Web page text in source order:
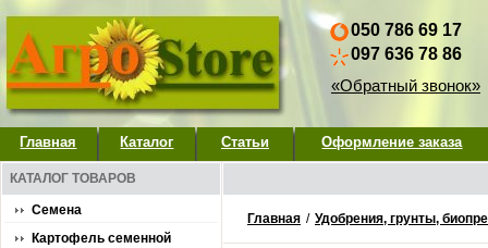
050 786 69 17
097 636 78 86
«Обратный звонок»
Главная Каталог Статьи Оформление заказа
КАТАЛОГ ТОВАРОВ
Семена
Картофель семенной
Главная / Удобрения, грунты,